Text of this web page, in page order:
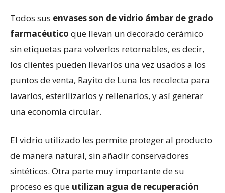
Todos sus envases son de vidrio ámbar de grado
farmacéutico que llevan un decorado cerámico
sin etiquetas para volverlos retornables, es decir,
los clientes pueden llevarlos una vez usados a los
puntos de venta, Rayito de Luna los recolecta para
lavarlos, esterilizarlos y rellenarlos, y así generar
una economía circular.
El vidrio utilizado les permite proteger al producto
de manera natural, sin añadir conservadores
sintéticos. Otra parte muy importante de su
proceso es que utilizan agua de recuperación